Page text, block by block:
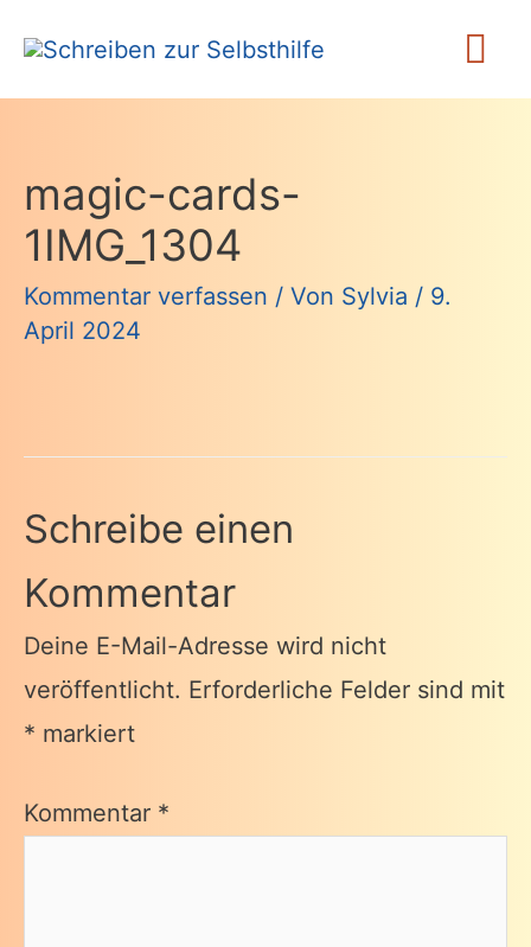
Inhalt
springen
magic-cards-
1IMG_1304
Kommentar verfassen / Von Sylvia / 9.
April 2024
Schreibe einen
Kommentar
Deine E-Mail-Adresse wird nicht
veröffentlicht. Erforderliche Felder sind mit
* markiert
Kommentar *